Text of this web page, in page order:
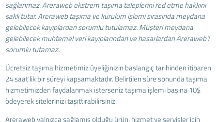
sağlanmaz. Areraweb ekstrem taşıma taleplerini red etme hakkını
saklı tutar. Areraweb taşıma ve kurulum işlemi sırasında meydana
gelebilecek kayıplardan sorumlu tutulamaz. Müşteri meydana
gelebilecek muhtemel veri kayıplarından ve hasarlardan Areraweb'i
sorumlu tutamaz.
Ücretsiz taşıma hizmetimiz üyeliğinizin başlangıç tarihinden itibaren
24 saat'lik bir süreyi kapsamaktadır. Belirtilen süre sonunda taşıma
hizmetimizden faydalanmak isterseniz taşıma işlemi başına 10$
ödeyerek sitelerinizi taşıttırabilirsiniz.
Areraweb yalnızca sağlamış olduğu ürün, hizmet ve servisler için